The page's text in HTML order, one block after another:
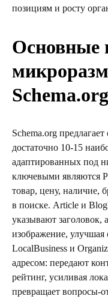
позициям и росту
Основные
Schema.org
Schema.org
достаточно 10-15
адаптированных под
ключевыми являются
товар, цену, наличие,
в поиске. Article и
указывают заголовок,
изображение,
LocalBusiness и
адресом: передают
рейтинг, усиливая
превращает вопросы-